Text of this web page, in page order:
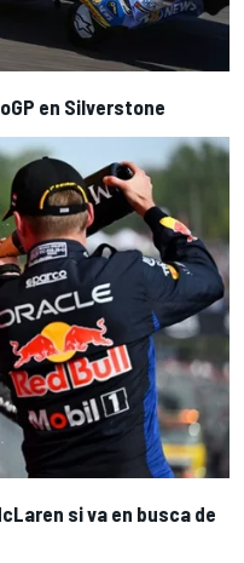
en Silverstone
si va en busca de